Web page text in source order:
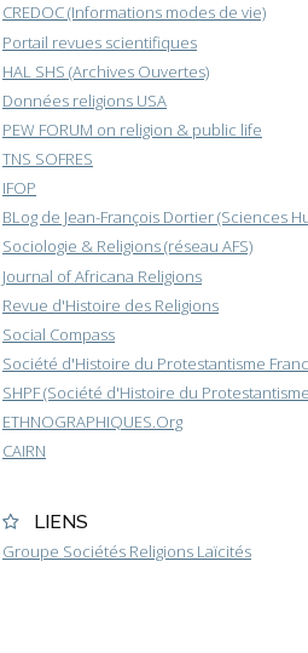
CREDOC (Informations modes de vie)
Portail revues scientifiques
HAL SHS (Archives Ouvertes)
Données religions USA
PEW FORUM on religion & public life
TNS SOFRES
IFOP
BLog de Jean-François Dortier (Sciences
Sociologie & Religions (réseau AFS)
Journal of Africana Religions
Revue d'Histoire des Religions
Social Compass
Société d'Histoire du Protestantisme
SHPF (Société d'Histoire du
ETHNOGRAPHIQUES.Org
CAIRN
LIENS
Groupe Sociétés Religions Laïcités